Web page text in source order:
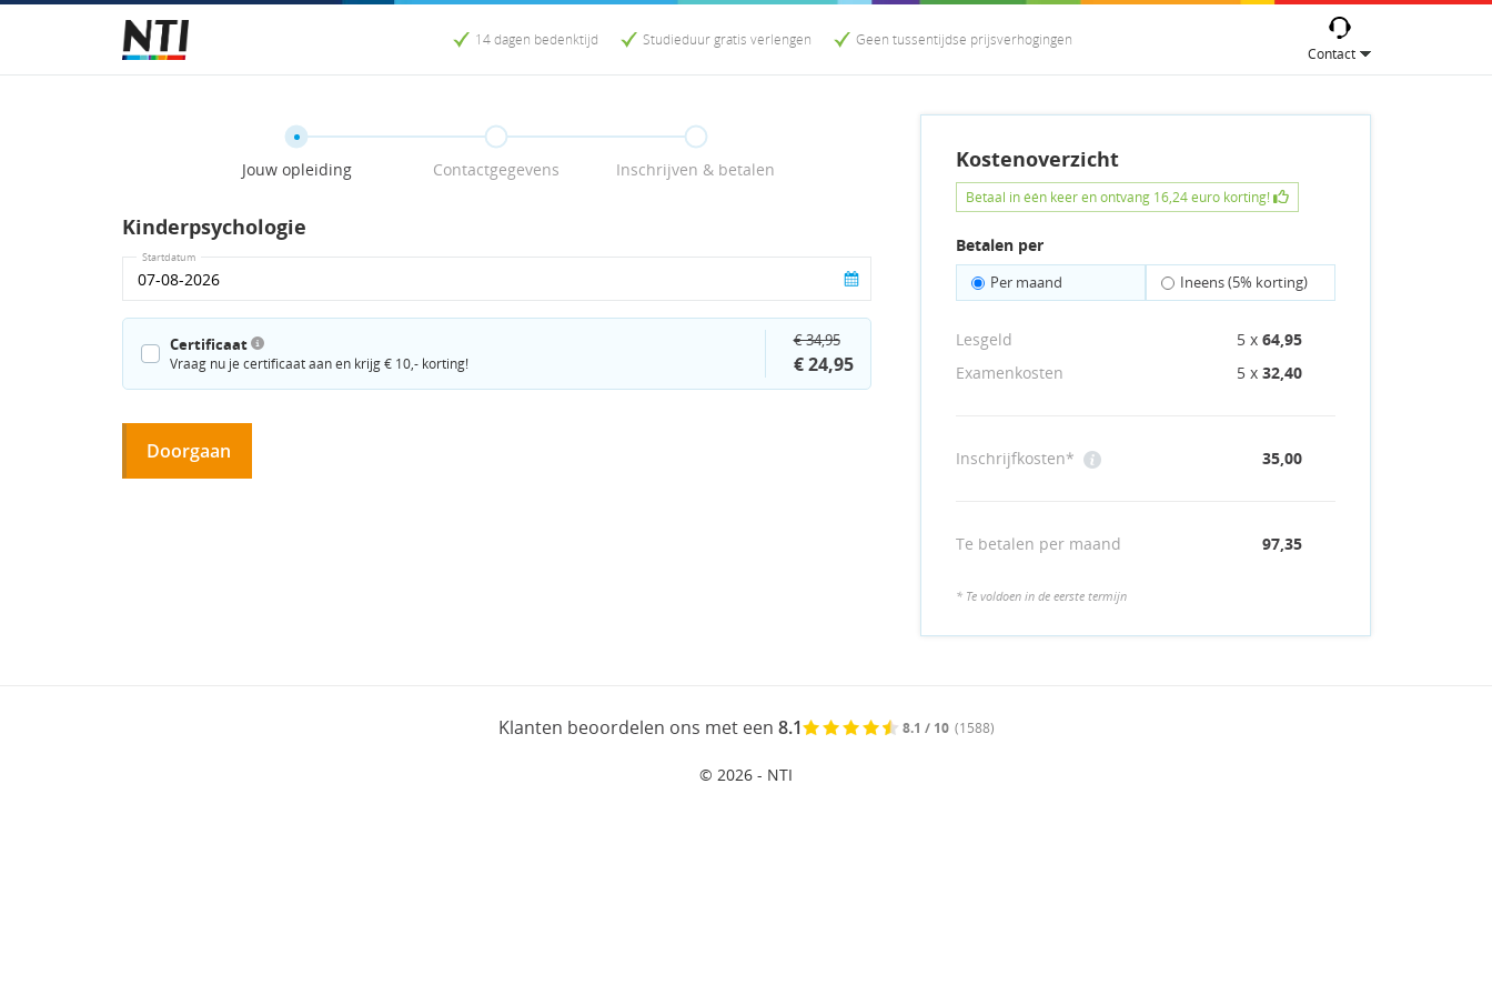
14 dagen bedenktijd Studieduur gratis verlengen Geen tussentijdse prijsverhogingen
Contact
Jouw opleiding Contactgegevens Inschrijven & betalen
Kinderpsychologie
Startdatum
Certificaat
Vraag nu je certificaat aan en krijg € 10,- korting!
€ 34,95
€ 24,95
Doorgaan
Kostenoverzicht
Betaal in één keeren ontvang 16,24 eurokorting!
Betalen per
Per maand Ineens(5% korting)
Lesgeld 5 x 64,95
Examenkosten
5 x 32,40
Inschrijfkosten* 35,00
Te betalen per maand 97,35
* Te voldoen in de eerste termijn
Klanten beoordelen ons met een 8.1 8.1 / 10 (1588)
© 2026 - NTI